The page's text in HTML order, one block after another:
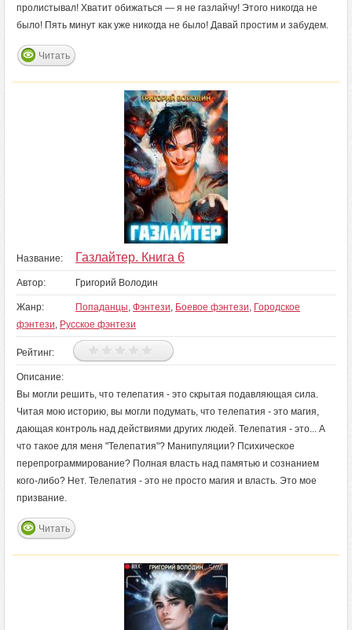
пролистывал! Хватит обижаться — я не газлайчу! Этого никогда не
было! Пять минут как уже никогда не было! Давай простим и забудем.
Читать
Название: Газлайтер. Книга 6
Автор: Григорий Володин
Жанр: Попаданцы, Фэнтези, Боевое фэнтези, Городское
фэнтези, Русское фэнтези
Рейтинг:
Описание:
Вы могли решить, что телепатия - это скрытая подавляющая сила.
Читая мою историю, вы могли подумать, что телепатия - это магия,
дающая контроль над действиями других людей. Телепатия - это... А
что такое для меня "Телепатия"? Манипуляции? Психическое
перепрограммирование? Полная власть над памятью и сознанием
кого-либо? Нет. Телепатия - это не просто магия и власть. Это мое
призвание.
Читать